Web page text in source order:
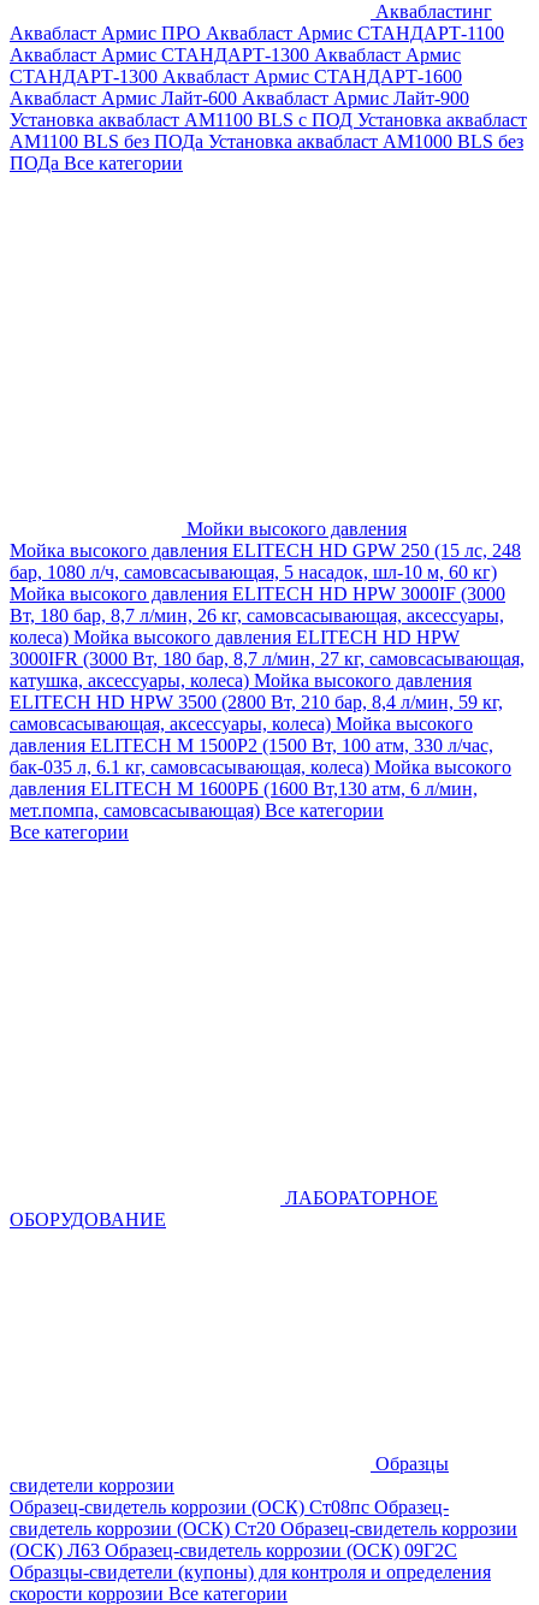
Аквабластинг
Аквабласт Армис ПРО Аквабласт Армис СТАНДАРТ-1100
Аквабласт Армис СТАНДАРТ-1300 Аквабласт Армис
СТАНДАРТ-1300 Аквабласт Армис СТАНДАРТ-1600
Аквабласт Армис Лайт-600 Аквабласт Армис Лайт-900
Установка аквабласт AM1100 BLS с ПОД Установка аквабласт
AM1100 BLS без ПОДа Установка аквабласт AM1000 BLS без
ПОДа Все категории
Мойки высокого давления
Мойка высокого давления ELITECH HD GPW 250 (15 лс, 248
бар, 1080 л/ч, самовсасывающая, 5 насадок, шл-10 м, 60 кг)
Мойка высокого давления ELITECH HD HPW 3000IF (3000
Вт, 180 бар, 8,7 л/мин, 26 кг, самовсасывающая, аксессуары,
колеса) Мойка высокого давления ELITECH HD HPW
3000IFR (3000 Вт, 180 бар, 8,7 л/мин, 27 кг, самовсасывающая,
катушка, аксессуары, колеса) Мойка высокого давления
ELITECH HD HPW 3500 (2800 Вт, 210 бар, 8,4 л/мин, 59 кг,
самовсасывающая, аксессуары, колеса) Мойка высокого
давления ELITECH M 1500P2 (1500 Вт, 100 атм, 330 л/час,
бак-035 л, 6.1 кг, самовсасывающая, колеса) Мойка высокого
давления ELITECH М 1600РБ (1600 Вт,130 атм, 6 л/мин,
мет.помпа, самовсасывающая) Все категории
Все категории
ЛАБОРАТОРНОЕ
ОБОРУДОВАНИЕ
Образцы
свидетели коррозии
Образец-свидетель коррозии (ОСК) Ст08пс Образец-
свидетель коррозии (ОСК) Ст20 Образец-свидетель коррозии
(ОСК) Л63 Образец-свидетель коррозии (ОСК) 09Г2С
Образцы-свидетели (купоны) для контроля и определения
скорости коррозии Все категории